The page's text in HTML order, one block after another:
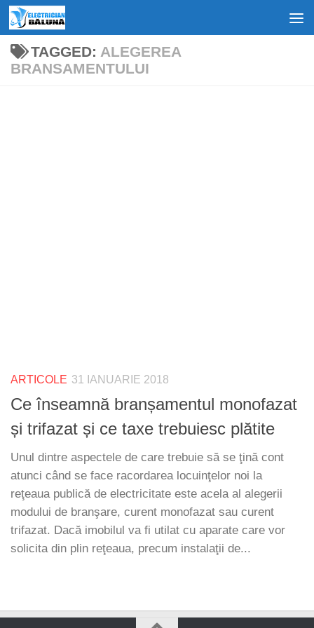
Skip to content
TAGGED: ALEGEREA
BRANSAMENTULUI
ARTICOLE 31 IANUARIE 2018
Ce înseamnă branșamentul monofazat
și trifazat și ce taxe trebuiesc plătite
Unul dintre aspectele de care trebuie să se ţină cont
atunci când se face racordarea locuinţelor noi la
reţeaua publică de electricitate este acela al alegerii
modului de branşare, curent monofazat sau curent
trifazat. Dacă imobilul va fi utilat cu aparate care vor
solicita din plin reţeaua, precum instalaţii de...